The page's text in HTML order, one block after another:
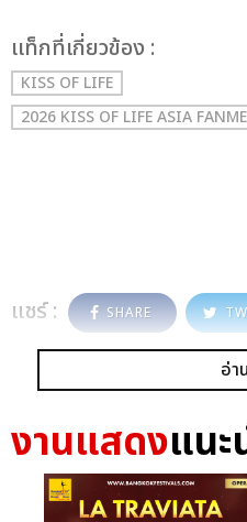
เเท็กที่เกี่ยวข้อง :
KISS OF LIFE
2026 KISS OF LIFE ASIA
แชร์ : SHARE
อ่า
งานแสดงแนะ